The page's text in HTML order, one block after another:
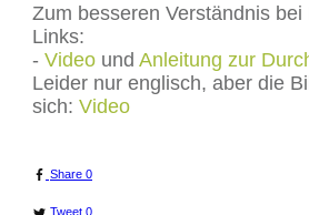
Zum besseren Verständnis bei
Links:
- Video und Anleitung zur
Leider nur englisch, aber die
sich: Video
Share 0
Tweet 0